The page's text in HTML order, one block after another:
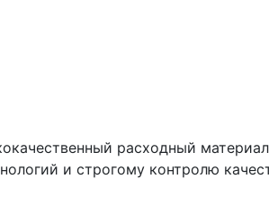
расходный
и строгому контролю